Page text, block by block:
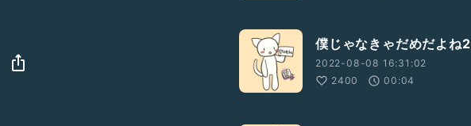
僕じゃなきゃだめだよね2
2022-08-08 16:31:02
2400
00:04